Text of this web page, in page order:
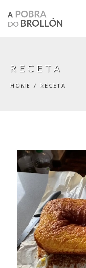
RECETA
HOME / RECETA